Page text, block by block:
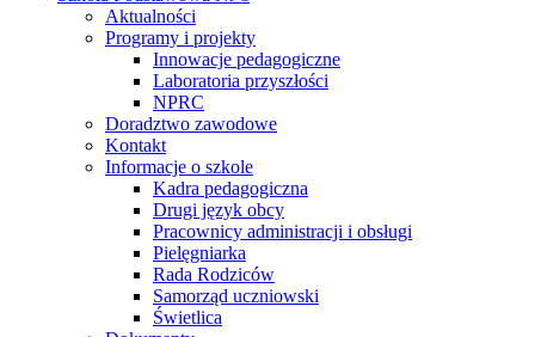
Aktualności
Programy i projekty
Innowacje pedagogiczne
Laboratoria przyszłości
NPRC
Doradztwo zawodowe
Kontakt
Informacje o szkole
Kadra pedagogiczna
Drugi język obcy
Pracownicy administracji i obsługi
Pielęgniarka
Rada Rodziców
Samorząd uczniowski
Świetlica